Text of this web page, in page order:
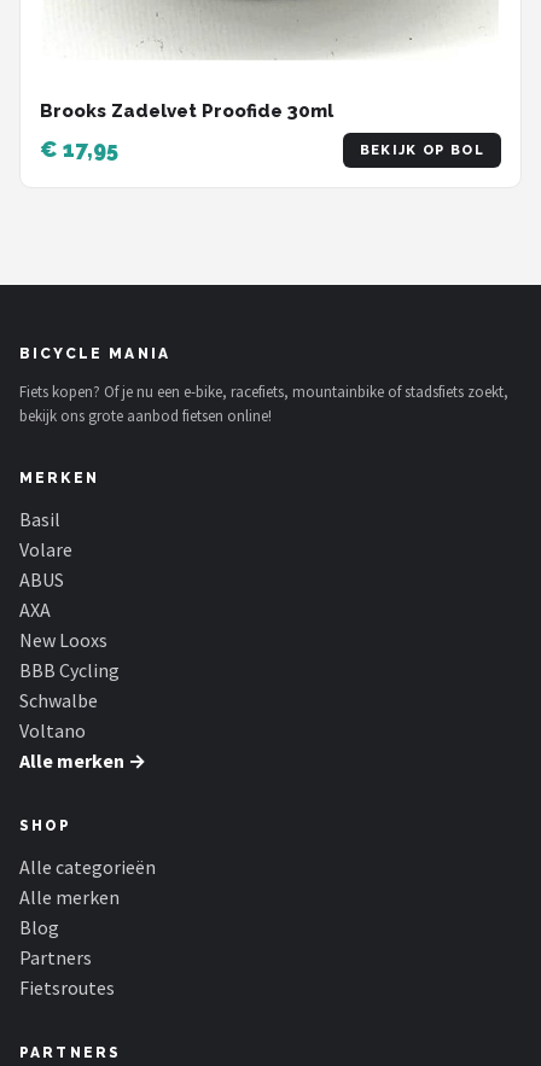
Brooks Zadelvet Proofide 30ml
€ 17,95 BEKIJK OP BOL
BICYCLE MANIA
Fiets kopen? Of je nu een e-bike, racefiets, mountainbike of stadsfiets zoekt,
bekijk ons grote aanbod fietsen online!
MERKEN
Basil
Volare
ABUS
AXA
New Looxs
BBB Cycling
Schwalbe
Voltano
Alle merken →
SHOP
Alle categorieën
Alle merken
Blog
Partners
Fietsroutes
PARTNERS